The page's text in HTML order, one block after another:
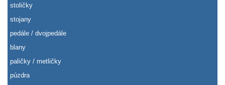
stoličky
stojany
pedále / dvojpedále
blany
paličky / metličky
púzdra